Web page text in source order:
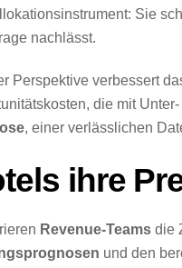
Sie
nachlässt.
Perspektive verbessert
die mit
, einer verlässlichen
ihre
Revenue-Teams die
und den